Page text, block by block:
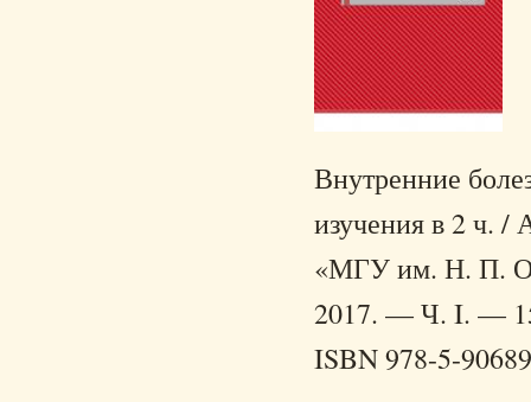
Внутренние
изучения в 2 ч.
«МГУ им. Н. П.
2017. — Ч. I. —
ISBN 978-5-